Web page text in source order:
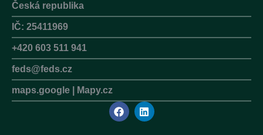
Česká republika
IČ: 25411969
+420 603 511 941
feds@feds.cz
maps.google Mapy.cz
F
a
L
i